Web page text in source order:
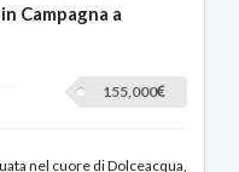
Campagna a
155,000
nel cuore di Dolceacqua,